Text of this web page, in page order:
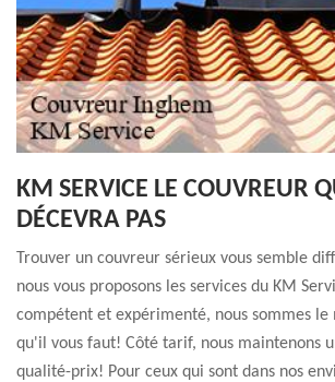
KM SERVICE LE COUVREUR
DÉCEVRA PAS
Trouver un couvreur sérieux vous semble
nous vous proposons les services du KM
compétent et expérimenté, nous sommes
qu'il vous faut! Côté tarif, nous maintenons
qualité-prix! Pour ceux qui sont dans nos